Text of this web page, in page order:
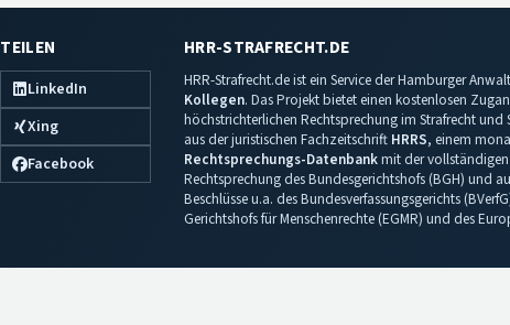
TEILEN
LinkedIn
Xing
Facebook
HRR-STRAFRECHT.DE
HRR-Strafrecht.de ist ein Service der Hamburger
Kollegen. Das Projekt bietet einen kostenlosen
höchstrichterlichen Rechtsprechung im Strafrecht und
aus der juristischen Fachzeitschrift HRRS, einem
Rechtsprechungs-Datenbankmit der vollständigen
Rechtsprechung des Bundesgerichtshofs (BGH) und
Beschlüsse u.a. des Bundesverfassungsgerichts
Gerichtshofs für Menschenrechte (EGMR) und des